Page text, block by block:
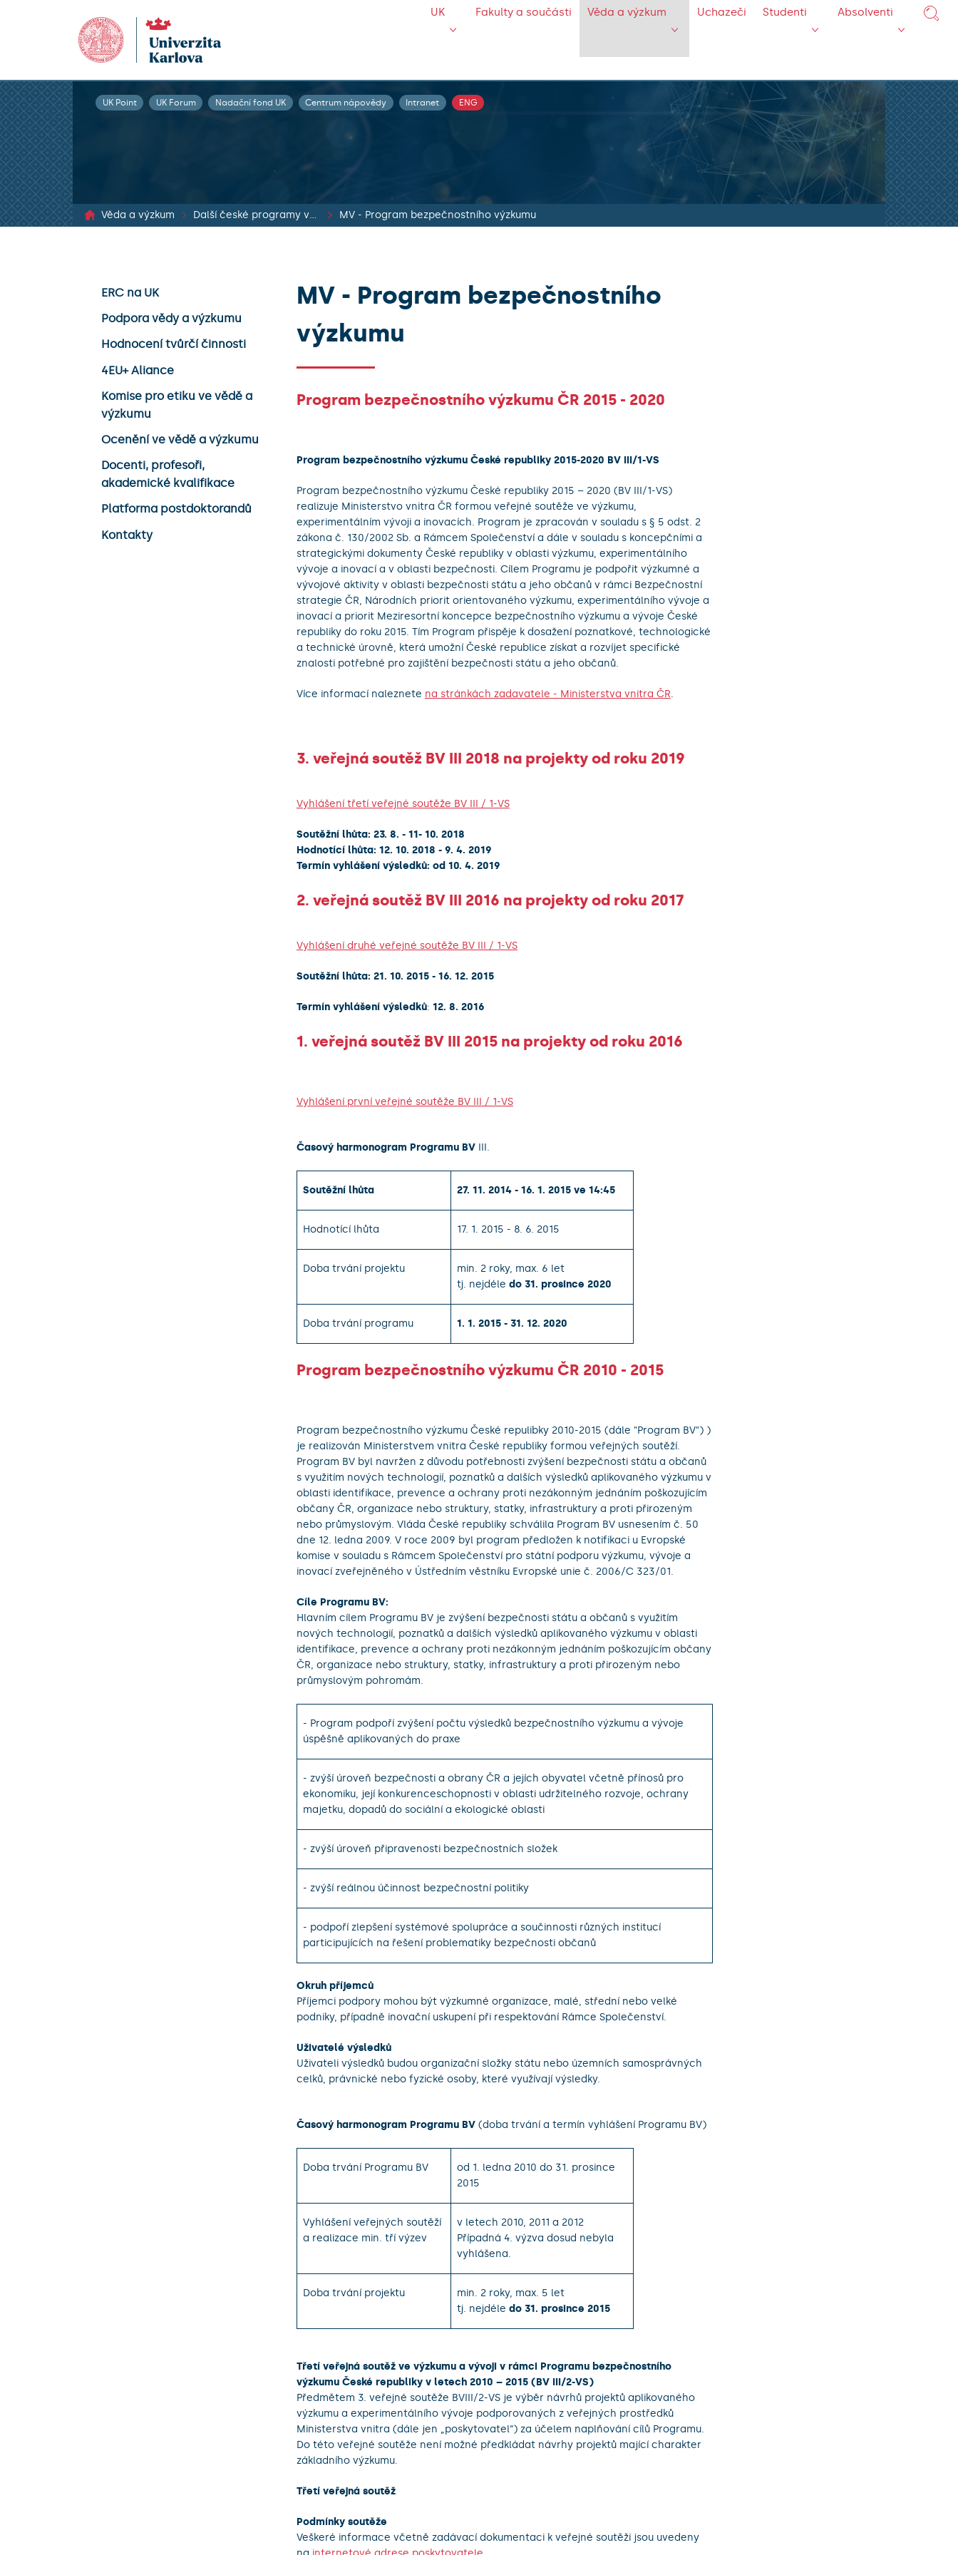
UK Fakulty a součásti Věda a výzkum Uchazeči Studenti Absolventi
UK Point UK Forum Nadační fond UK Centrum nápovědy Intranet ENG
Věda a výzkum Další české programy ve VaVal MV - Program bezpečnostního výzkumu
ERC na UK
Podpora vědy a výzkumu
Hodnocení tvůrčí činnosti
4EU+ Aliance
Komise pro etiku ve vědě a
výzkumu
Ocenění ve vědě a výzkumu
Docenti, profesoři,
akademické kvalifikace
Platforma postdoktorandů
Kontakty
MV - Program bezpečnostního
výzkumu
Program bezpečnostního výzkumu ČR 2015 - 2020
Program bezpečnostního výzkumu České republiky 2015-2020 BV III/1-VS
Program bezpečnostního výzkumu České republiky 2015 – 2020 (BV III/1-VS)
realizuje Ministerstvo vnitra ČR formou veřejné soutěže ve výzkumu,
experimentálním vývoji a inovacích. Program je zpracován v souladu s § 5 odst. 2
zákona č. 130/2002 Sb. a Rámcem Společenství a dále v souladu s koncepčními a
strategickými dokumenty České republiky v oblasti výzkumu, experimentálního
vývoje a inovací a v oblasti bezpečnosti. Cílem Programu je podpořit výzkumné a
vývojové aktivity v oblasti bezpečnosti státu a jeho občanů v rámci Bezpečnostní
strategie ČR, Národních priorit orientovaného výzkumu, experimentálního vývoje a
inovací a priorit Meziresortní koncepce bezpečnostního výzkumu a vývoje České
republiky do roku 2015. Tím Program přispěje k dosažení poznatkové, technologické
a technické úrovně, která umožní České republice získat a rozvíjet specifické
znalosti potřebné pro zajištění bezpečnosti státu a jeho občanů.
Více informací naleznete na stránkách zadavatele - Ministerstva vnitra ČR.
3. veřejná soutěž BV III 2018 na projekty od roku 2019
Vyhlášení třetí veřejné soutěže BV III / 1-VS
Soutěžní lhůta: 23. 8. - 11- 10. 2018
Hodnotící lhůta: 12. 10. 2018 - 9. 4. 2019
Termín vyhlášení výsledků: od 10. 4. 2019
2. veřejná soutěž BV III 2016 na projekty od roku 2017
Vyhlášení druhé veřejné soutěže BV III / 1-VS
Soutěžní lhůta: 21. 10. 2015 - 16. 12. 2015
Termín vyhlášení výsledků: 12. 8. 2016
1. veřejná soutěž BV III 2015 na projekty od roku 2016
Vyhlášení první veřejné soutěže BV III / 1-VS
Časový harmonogram Programu BV III.
Soutěžní lhůta 27. 11. 2014 - 16. 1. 2015 ve 14:45
Hodnotící lhůta 17. 1. 2015 - 8. 6. 2015
Doba trvání projektu
min. 2 roky, max. 6 let
tj. nejdéle do 31. prosince 2020
Doba trvání programu 1. 1. 2015 - 31. 12. 2020
Program bezpečnostního výzkumu ČR 2010 - 2015
Program bezpečnostního výzkumu České repulibky 2010-2015 (dále "Program BV") )
je realizován Ministerstvem vnitra České republiky formou veřejných soutěží.
Program BV byl navržen z důvodu potřebnosti zvýšení bezpečnosti státu a občanů
s využitím nových technologií, poznatků a dalších výsledků aplikovaného výzkumu v
oblasti identifikace, prevence a ochrany proti nezákonným jednáním poškozujícím
občany ČR, organizace nebo struktury, statky, infrastruktury a proti přirozeným
nebo průmyslovým. Vláda České republiky schválila Program BV usnesením č. 50
dne 12. ledna 2009. V roce 2009 byl program předložen k notifikaci u Evropské
komise v souladu s Rámcem Společenství pro státní podporu výzkumu, vývoje a
inovací zveřejněného v Ústředním věstníku Evropské unie č. 2006/C 323/01.
Cíle Programu BV:
Hlavním cílem Programu BV je zvýšení bezpečnosti státu a občanů s využitím
nových technologií, poznatků a dalších výsledků aplikovaného výzkumu v oblasti
identifikace, prevence a ochrany proti nezákonným jednáním poškozujícím občany
ČR, organizace nebo struktury, statky, infrastruktury a proti přirozeným nebo
průmyslovým pohromám.
- Program podpoří zvýšení počtu výsledků bezpečnostního výzkumu a vývoje
úspěšně aplikovaných do praxe
- zvýší úroveň bezpečnosti a obrany ČR a jejích obyvatel včetně přínosů pro
ekonomiku, její konkurenceschopnosti v oblasti udržitelného rozvoje, ochrany
majetku, dopadů do sociální a ekologické oblasti
- zvýší úroveň připravenosti bezpečnostních složek
- zvýší reálnou účinnost bezpečnostní politiky
- podpoří zlepšení systémové spolupráce a součinnosti různých institucí
participujících na řešení problematiky bezpečnosti občanů
Okruh příjemců
Příjemci podpory mohou být výzkumné organizace, malé, střední nebo velké
podniky, případně inovační uskupení při respektování Rámce Společenství.
Uživatelé výsledků
Uživateli výsledků budou organizační složky státu nebo územních samosprávných
celků, právnické nebo fyzické osoby, které využívají výsledky.
Časový harmonogram Programu BV(doba trvání a termín vyhlášení Programu BV)
Doba trvání Programu BV
od 1. ledna 2010 do 31. prosince
2015
Vyhlášení veřejných soutěží
a realizace min. tří výzev
v letech 2010, 2011 a 2012
Případná 4. výzva dosud nebyla
vyhlášena.
Doba trvání projektu
min. 2 roky, max. 5 let
tj. nejdéle do 31. prosince 2015
Třetí veřejná soutěž ve výzkumu a vývoji v rámci Programu bezpečnostního
výzkumu České republiky v letech 2010 – 2015 (BV III/2-VS)
Předmětem 3. veřejné soutěže BVIII/2-VS je výběr návrhů projektů aplikovaného
výzkumu a experimentálního vývoje podporovaných z veřejných prostředků
Ministerstva vnitra (dále jen „poskytovatel“) za účelem naplňování cílů Programu.
Do této veřejné soutěže není možné předkládat návrhy projektů mající charakter
základního výzkumu.
Třetí veřejná soutěž
Podmínky soutěže
Veškeré informace včetně zadávací dokumentaci k veřejné soutěži jsou uvedeny